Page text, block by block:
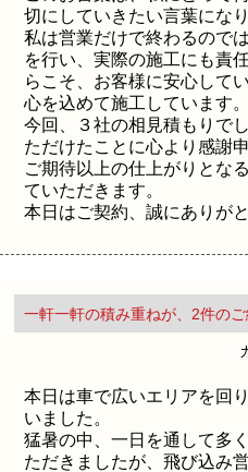
切にしていきたい言葉になり
私は営業だけで終わるので
を行い、実際の施工にも責
らこそ、お客様に安心して
心を込めて施工しています。
今回、３社の相見積もりで
ただけたことに心より感謝
ご期待以上の仕上がりとな
ていただきます。
本日はご契約、誠にありが
一軒一軒の積み重ねが、2件の
本日は車で広いエリアを回
いました。
猛暑の中、一日を通して多
ただきましたが、飛び込み